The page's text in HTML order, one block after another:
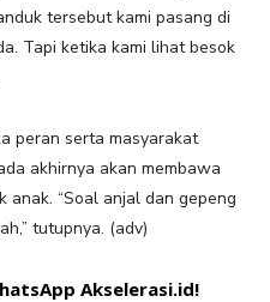
tersebut kami pasang di
Tapi ketika kami lihat besok
peran serta masyarakat
akhirnya akan membawa
anak. “Soal anjal dan gepeng
tutupnya. (adv)
Akselerasi.id!